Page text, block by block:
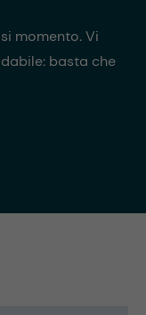
momento. Vi
basta che